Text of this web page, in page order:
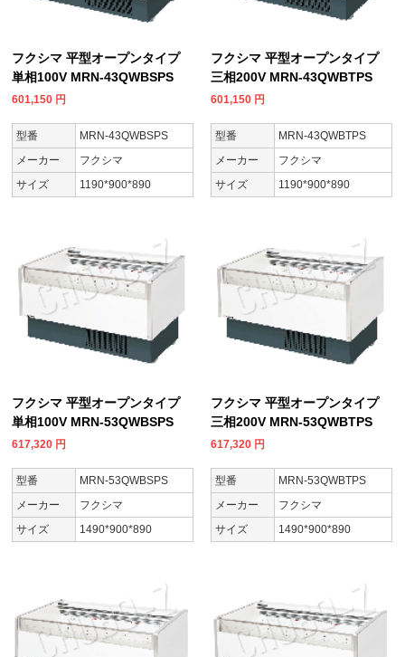
フクシマ 平型オープンタイプ
単相100V MRN-43QWBSPS
601,150 円
型番
MRN-43QWBSPS
メーカー
フクシマ
サイズ
1190*900*890
フクシマ 平型オープンタイプ
三相200V MRN-43QWBTPS
601,150 円
型番
MRN-43QWBTPS
メーカー
フクシマ
サイズ
1190*900*890
フクシマ 平型オープンタイプ
単相100V MRN-53QWBSPS
617,320 円
型番
MRN-53QWBSPS
メーカー
フクシマ
サイズ
1490*900*890
フクシマ 平型オープンタイプ
三相200V MRN-53QWBTPS
617,320 円
型番
MRN-53QWBTPS
メーカー
フクシマ
サイズ
1490*900*890